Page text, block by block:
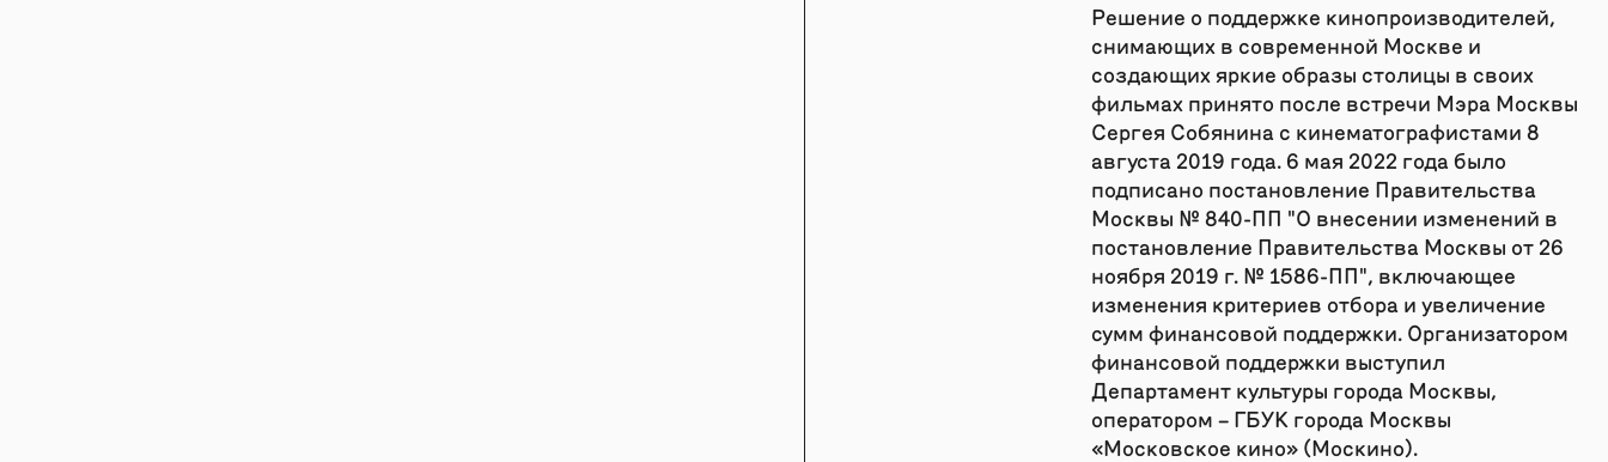
​​​​​​​Решение о поддержке кинопроизводителей,
снимающих в современной Москве и
создающих яркие образы столицы в своих
фильмах принято после встречи Мэра Москвы
Сергея Собянина с кинематографистами 8
августа 2019 года. 6 мая 2022 года было
подписано постановление Правительства
Москвы № 840-ПП "О внесении изменений в
постановление Правительства Москвы от 26
ноября 2019 г. № 1586-ПП", включающее
изменения критериев отбора и увеличение
сумм финансовой поддержки. Организатором
финансовой поддержки выступил
Департамент культуры города Москвы,
оператором – ГБУК города Москвы
«Московское кино» (Москино).